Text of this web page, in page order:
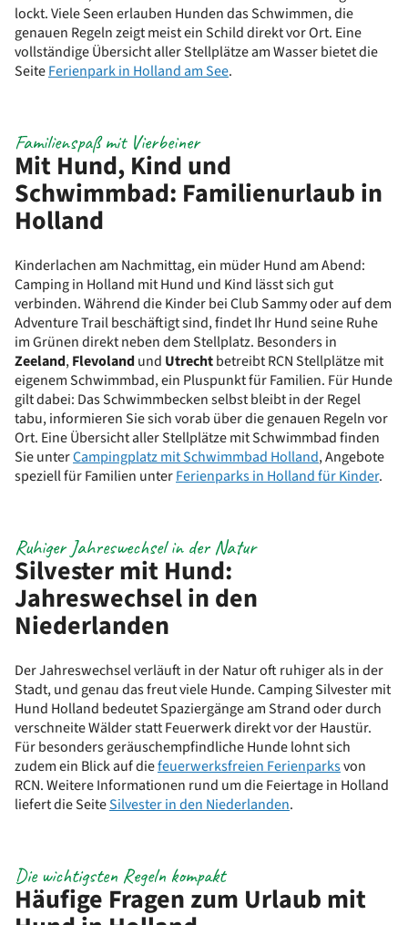
lockt. Viele Seen erlauben Hunden das Schwimmen, die
genauen Regeln zeigt meist ein Schild direkt vor Ort. Eine
vollständige Übersicht aller Stellplätze am Wasser bietet die
SeiteFerienpark in Holland am See.
Mit Hund, Kind und
Schwimmbad: Familienurlaub in
Holland
Familienspaß mit Vierbeiner
Kinderlachen am Nachmittag, ein müder Hund am Abend:
Camping in Holland mit Hund und Kind lässt sich gut
verbinden. Während die Kinder bei Club Sammy oder auf dem
Adventure Trail beschäftigt sind, findet Ihr Hund seine Ruhe
im Grünen direkt neben dem Stellplatz. Besonders in
Zeeland,Flevolandund Utrechtbetreibt RCN Stellplätze mit
eigenem Schwimmbad, ein Pluspunkt für Familien. Für Hunde
gilt dabei: Das Schwimmbecken selbst bleibt in der Regel
tabu, informieren Sie sich vorab über die genauen Regeln vor
Ort. Eine Übersicht aller Stellplätze mit Schwimmbad finden
Sie unterCampingplatz mit Schwimmbad Holland, Angebote
speziell für Familien unterFerienparks in Holland für Kinder.
Silvester mit Hund:
Jahreswechsel in den
Niederlanden
Ruhiger Jahreswechsel in der Natur
Der Jahreswechsel verläuft in der Natur oft ruhiger als in der
Stadt, und genau das freut viele Hunde. Camping Silvester mit
Hund Holland bedeutet Spaziergänge am Strand oder durch
verschneite Wälder statt Feuerwerk direkt vor der Haustür.
Für besonders geräuschempfindliche Hunde lohnt sich
zudem ein Blick auf diefeuerwerksfreien Ferienparksvon
RCN. Weitere Informationen rund um die Feiertage in Holland
liefert die SeiteSilvester in den Niederlanden.
Häufige Fragen zum Urlaub mit
Die wichtigsten Regeln kompakt